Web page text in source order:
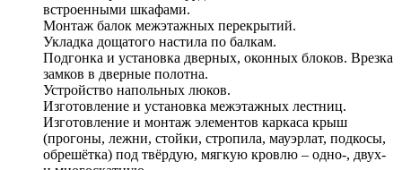
встроенными шкафами.
Монтаж балок межэтажных перекрытий.
Укладка дощатого настила по балкам.
Подгонка и установка дверных, оконных блоков. Врезка
замков в дверные полотна.
Устройство напольных люков.
Изготовление и установка межэтажных лестниц.
Изготовление и монтаж элементов каркаса крыш
(прогоны, лежни, стойки, стропила, мауэрлат, подкосы,
обрешётка) под твёрдую, мягкую кровлю – одно-, двух-